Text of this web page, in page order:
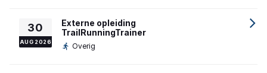
30
AUG 2026
Externe opleiding
TrailRunningTrainer
Overig